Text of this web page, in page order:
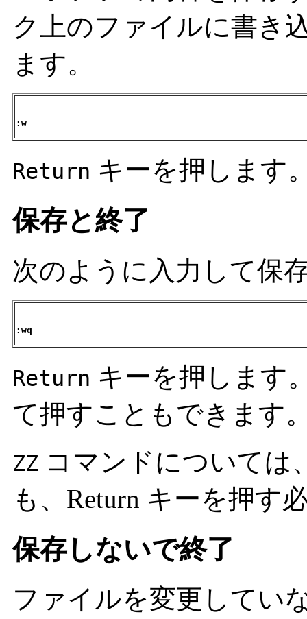
ク上のファイルに書き
ます。
:w
Return キーを押します
保存と終了
次のように入力して保
:wq
Return キーを押します
て押すこともできます
ZZ コマンドについては
も、Return キーを押す
保存しないで終了
ファイルを変更してい